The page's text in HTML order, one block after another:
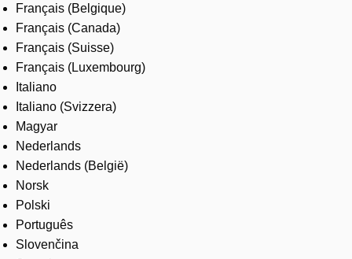
Français (Belgique)
Français (Canada)
Français (Suisse)
Français (Luxembourg)
Italiano
Italiano (Svizzera)
Magyar
Nederlands
Nederlands (België)
Norsk
Polski
Português
Slovenčina